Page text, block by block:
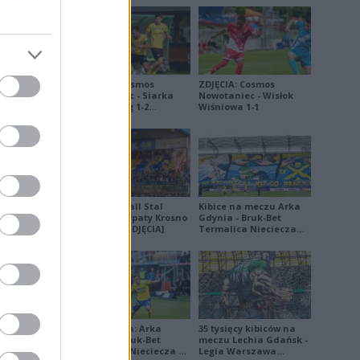
FORMA
ZDJĘCIA: Cosmos
Nowotaniec - Siarka
Tarnobrzeg 1-2
ZDJĘCIA: Cosmos
Nowotaniec - Wisłok
Wiśniowa 1-1
Derby Ekoball Stal
Sanok - Karpaty Krosno
na remis [ZDJĘCIA]
Kibice na meczu Arka
Gdynia - Bruk-Bet
Termalica Nieciecza
Ekstraklasa: Arka
Gdynia - Bruk-Bet
Termalica Nieciecza 2-
35 tysięcy kibiców na
meczu Lechia Gdańsk -
Legia Warszawa